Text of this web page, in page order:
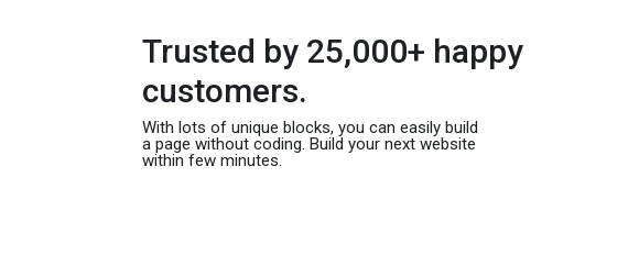
Trusted by 25,000+ happy
customers.
With lots of unique blocks, you can easily build
a page without coding. Build your next website
within few minutes.